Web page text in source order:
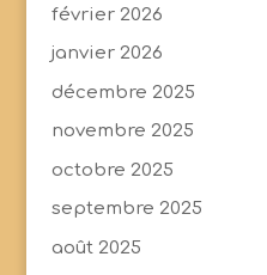
février 2026
janvier 2026
décembre 2025
novembre 2025
octobre 2025
septembre 2025
août 2025